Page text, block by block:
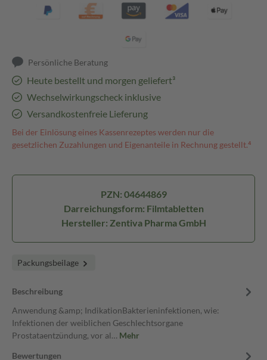
Persönliche Beratung
Heute bestellt und morgen geliefert³
Wechselwirkungscheck inklusive
Versandkostenfreie Lieferung
Bei der Einlösung eines Kassenrezeptes werden nur die
gesetzlichen Zuzahlungen und Eigenanteile in Rechnung gestellt.⁴
PZN: 04644869
Darreichungsform: Filmtabletten
Hersteller: Zentiva Pharma GmbH
Packungsbeilage
Beschreibung
Anwendung &amp; IndikationBakterieninfektionen, wie:
Infektionen der weiblichen Geschlechtsorgane
Prostataentzündung, vor al… Mehr
Bewertungen